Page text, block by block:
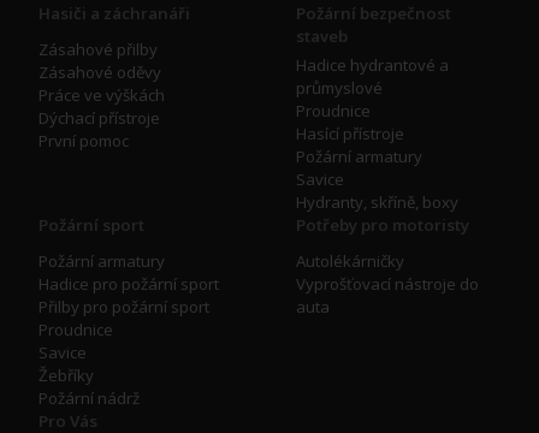
Hasiči a záchranáři
Zásahové přilby
Zásahové oděvy
Práce ve výškách
Dýchací přístroje
První pomoc
Požární bezpečnost
staveb
Hadice hydrantové a
průmyslové
Proudnice
Hasící přístroje
Požární armatury
Savice
Hydranty, skříně, boxy
Požární sport
Požární armatury
Hadice pro požární sport
Přilby pro požární sport
Proudnice
Savice
Žebříky
Požární nádrž
Potřeby pro motoristy
Autolékárničky
Vyprošťovací nástroje do
auta
Pro Vás